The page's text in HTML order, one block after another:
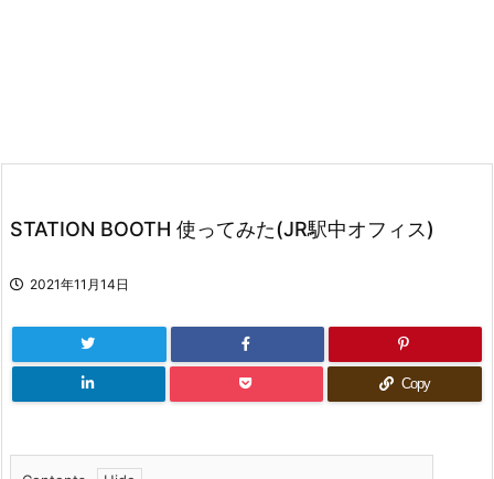
STATION BOOTH 使ってみた(JR駅中オフィス)
2021年11月14日
Copy